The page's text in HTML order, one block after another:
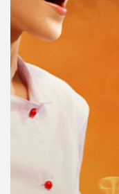
สต์
ของ
คุณ
เพลง